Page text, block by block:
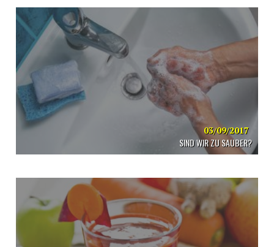
03/09/2017
SIND WIR ZU SAUBER?